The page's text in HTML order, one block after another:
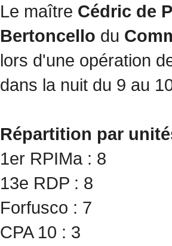
Le maître Cédric de
Bertoncello du
lors d'une opération
dans la nuit du 9 au
Répartition par
1er RPIMa : 8
13e RDP : 8
Forfusco : 7
CPA 10 : 3